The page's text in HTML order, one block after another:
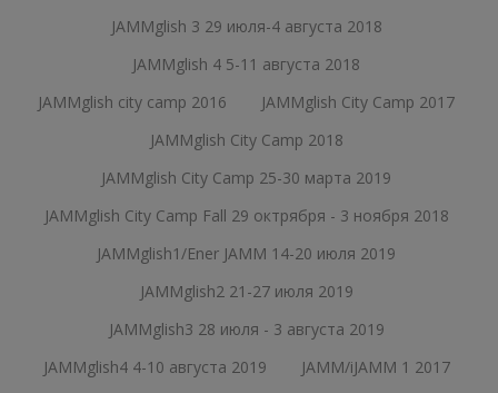
JAMMglish 3 29 июля-4 августа 2018
JAMMglish 4 5-11 августа 2018
JAMMglish city camp 2016
JAMMglish City Camp 2017
JAMMglish City Camp 2018
JAMMglish City Camp 25-30 марта 2019
JAMMglish City Camp Fall 29 октрября - 3 ноября 2018
JAMMglish1/Ener JAMM 14-20 июля 2019
JAMMglish2 21-27 июля 2019
JAMMglish3 28 июля - 3 августа 2019
JAMMglish4 4-10 августа 2019
JAMM/iJAMM 1 2017